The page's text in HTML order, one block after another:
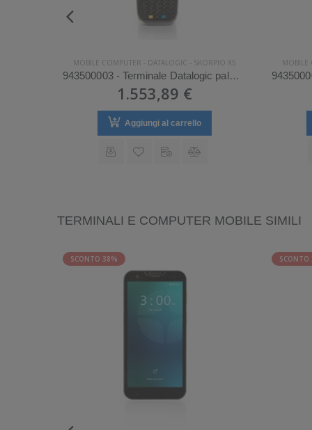
MOBILE COMPUTER - DATALOGIC - SKORPIO X5
943500003 - Terminale Datalogic palmare modello Skorpio X5
1.553,89 €
Aggiungi al carrello
MOBILE
TERMINALI E COMPUTER MOBILE SIMILI
SCONTO 38% SCONTO